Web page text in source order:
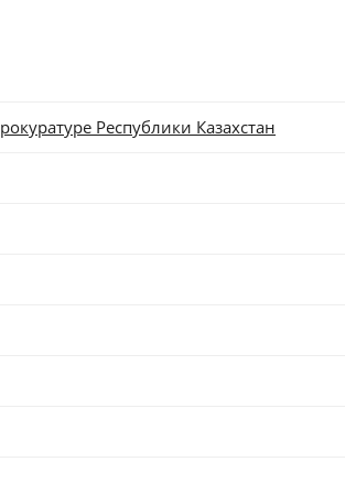
Республики Казахстан